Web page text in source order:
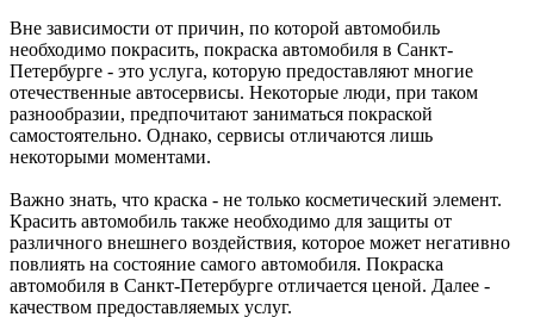
Вне зависимости от причин, по которой автомобиль
необходимо покрасить, покраска автомобиля в Санкт-
Петербурге - это услуга, которую предоставляют многие
отечественные автосервисы. Некоторые люди, при таком
разнообразии, предпочитают заниматься покраской
самостоятельно. Однако, сервисы отличаются лишь
некоторыми моментами.
Важно знать, что краска - не только косметический элемент.
Красить автомобиль также необходимо для защиты от
различного внешнего воздействия, которое может негативно
повлиять на состояние самого автомобиля. Покраска
автомобиля в Санкт-Петербурге отличается ценой. Далее -
качеством предоставляемых услуг.